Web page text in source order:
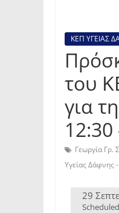
ΚΕΠ ΥΓΕΙΑΣ
του
για
12:30
Γεωργία Γρ.
Υγείας Δάφνης
29
Scheduled